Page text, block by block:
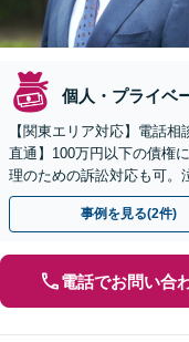
個人・プライベ
【関東エリア対応】電話
直通】100万円以下の債権
理のための訴訟対応も可。
初回相談時にしっかりお伝
事例を見る(2件)
電話でお問い合